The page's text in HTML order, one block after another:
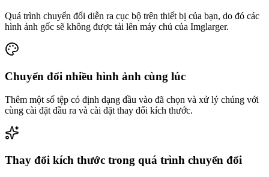
Quá trình chuyển đổi diễn ra cục bộ trên thiết bị của bạn, do đó các
hình ảnh gốc sẽ không được tải lên máy chủ của Imglarger.
Chuyển đổi nhiều hình ảnh cùng lúc
Thêm một số tệp có định dạng đầu vào đã chọn và xử lý chúng với
cùng cài đặt đầu ra và cài đặt thay đổi kích thước.
Thay đổi kích thước trong quá trình chuyển đổi